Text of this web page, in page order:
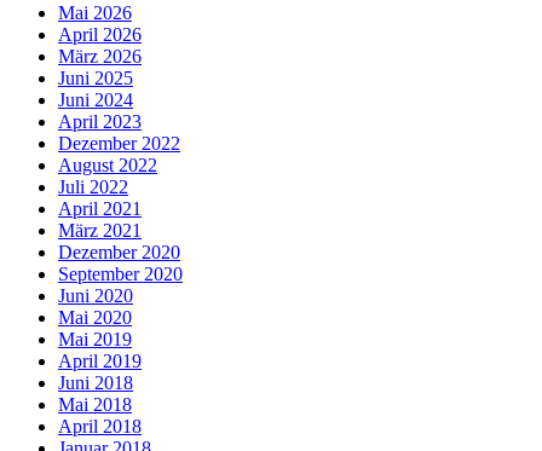
Mai 2026
April 2026
März 2026
Juni 2025
Juni 2024
April 2023
Dezember 2022
August 2022
Juli 2022
April 2021
März 2021
Dezember 2020
September 2020
Juni 2020
Mai 2020
Mai 2019
April 2019
Juni 2018
Mai 2018
April 2018